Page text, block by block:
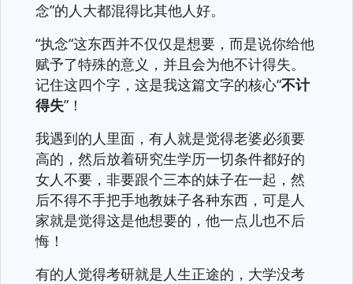
念”的人大都混得比其他人好。
“执念“这东西并不仅仅是想要，而是说你给他
赋予了特殊的意义，并且会为他不计得失。
记住这四个字，这是我这篇文字的核心“不计
得失”！
我遇到的人里面，有人就是觉得老婆必须要
高的，然后放着研究生学历一切条件都好的
女人不要，非要跟个三本的妹子在一起，然
后不得不手把手地教妹子各种东西，可是人
家就是觉得这是他想要的，他一点儿也不后
悔！
有的人觉得考研就是人生正途的，大学没考